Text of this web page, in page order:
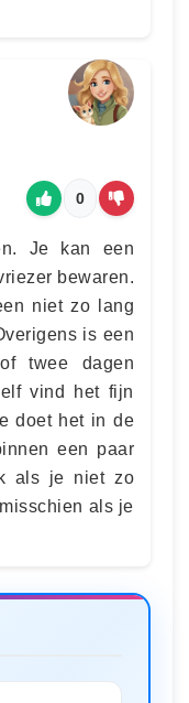
0
Je kan een
bewaren.
niet zo lang
is een
twee dagen
vind het fijn
doet het in de
een paar
als je niet zo
als je